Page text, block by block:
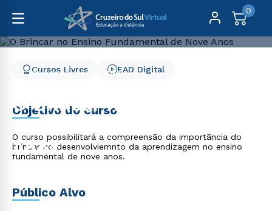
0
Cursos Livres
Educação
O Brincar no Ensino
Fundamental de Nove
Anos
Cursos Livres EAD Digital
Objetivo do curso
O curso possibilitará a compreensão da importãncia do
brincar no desenvolviemnto da aprendizagem no ensino
fundamental de nove anos.
Público Alvo